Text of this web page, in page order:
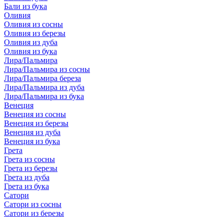
Бали из бука
Оливия
Оливия из сосны
Оливия из березы
Оливия из дуба
Оливия из бука
Лира/Пальмира
Лира/Пальмира из сосны
Лира/Пальмира береза
Лира/Пальмира из дуба
Лира/Пальмира из бука
Венеция
Венеция из сосны
Венеция из березы
Венеция из дуба
Венеция из бука
Грета
Грета из сосны
Грета из березы
Грета из дуба
Грета из бука
Сатори
Сатори из сосны
Сатори из березы